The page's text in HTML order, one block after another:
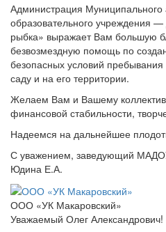
Администрация Муниципального
образовательного учреждения
рыбка» выражает Вам большую
безвозмездную помощь по
безопасных условий пребывания
саду и на его территории.
Желаем Вам и Вашему
финансовой стабильности,
Надеемся на дальнейшее
С уважением, заведующий
Юдина Е.А.
ООО «УК Макаровский»
Уважаемый Олег Александрович!